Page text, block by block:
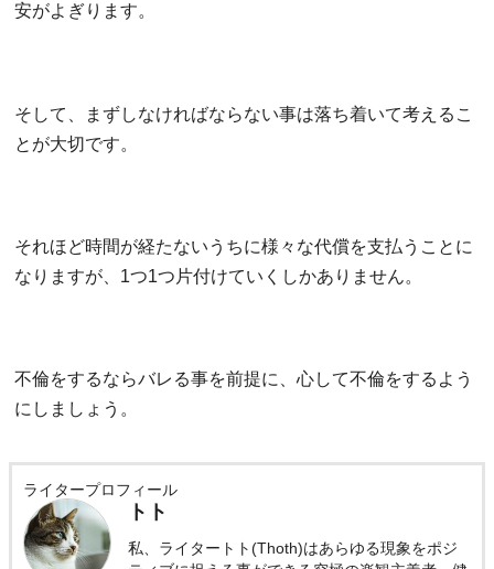
安がよぎります。
そして、まずしなければならない事は落ち着いて考えるこ
とが大切です。
それほど時間が経たないうちに様々な代償を支払うことに
なりますが、1つ1つ片付けていくしかありません。
不倫をするならバレる事を前提に、心して不倫をするよう
にしましょう。
ライタープロフィール
トト
私、ライタートト(Thoth)はあらゆる現象をポジ